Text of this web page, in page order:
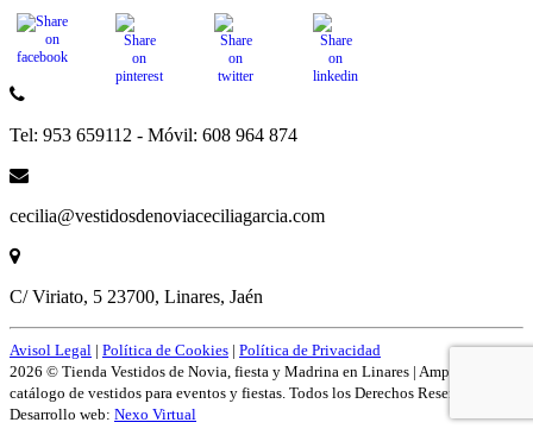
Tel: 953 659112 - Móvil: 608 964 874
cecilia@vestidosdenoviaceciliagarcia.com
C/ Viriato, 5 23700, Linares, Jaén
Avisol Legal | Política de Cookies | Política de Privacidad
2026 © Tienda Vestidos de Novia, fiesta y Madrina en Linares | Amplío
catálogo de vestidos para eventos y fiestas. Todos los Derechos Reservados.
Desarrollo web: Nexo Virtual